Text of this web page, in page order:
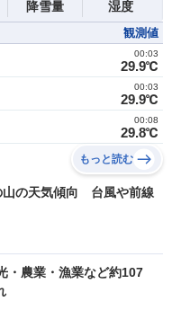
降雪量 湿度
観測値
29.9℃
00:03
29.9℃
00:03
29.8℃
00:08
もっと読む
山の天気傾向 台風や前線
・農業・漁業など約107